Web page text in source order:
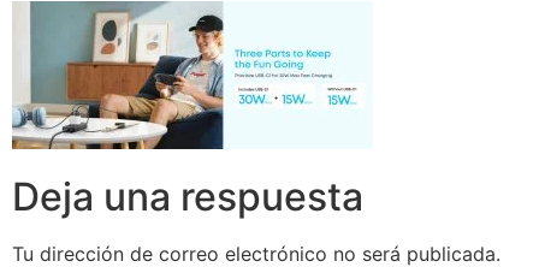
Deja una respuesta
Tu dirección de correo electrónico no será publicada.